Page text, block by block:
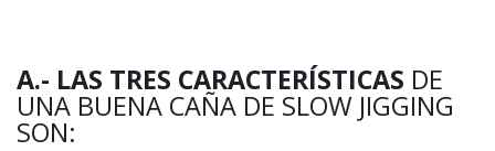
A.- LAS TRES CARACTERÍSTICAS DE
UNA BUENA CAÑA DE SLOW JIGGING
SON: